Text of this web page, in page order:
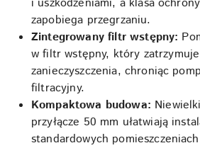
zapobiega przegrzaniu.
Zintegrowany filtr wstępny:
w filtr wstępny, który
zanieczyszczenia, chroniąc
filtracyjny.
Kompaktowa budowa:
przyłącze 50 mm ułatwiają
standardowych